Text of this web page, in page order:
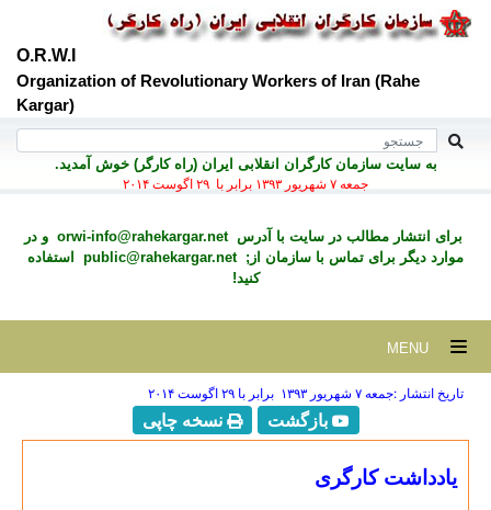
O.R.W.I
Organization of Revolutionary Workers of Iran (Rahe
Kargar)
به سايت سازمان کارگران انقلابی ايران (راه کارگر) خوش آمديد.
جمعه ۷ شهريور ۱۳۹۳ برابر با ۲۹ اگوست ۲۰۱۴
برای انتشار مطالب در سايت با آدرسorwi-info@rahekargar.net و در
موارد ديگر برای تماس با سازمان از;public@rahekargar.net
استفاده
کنید!
تاریخ انتشار :جمعه ۷ شهريور ۱۳۹۳ برابر با ۲۹ اگوست ۲۰۱۴
بازگشت نسخه چاپی
یادداشت کارگری